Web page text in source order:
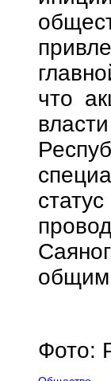
что
общим
Фото: